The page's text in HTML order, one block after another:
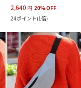
2,640 円 20%OFF
24ポイント(1倍)